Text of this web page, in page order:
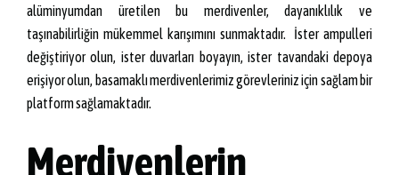
alüminyumdan üretilen bu merdivenler, dayanıklılık ve
taşınabilirliğin mükemmel karışımını sunmaktadır. İster ampulleri
değiştiriyor olun, ister duvarları boyayın, ister tavandaki depoya
erişiyor olun, basamaklı merdivenlerimiz görevleriniz için sağlam bir
platform sağlamaktadır.
Merdivenlerin